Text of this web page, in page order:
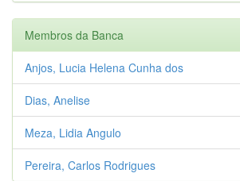
Membros da Banca
Anjos, Lucia Helena Cunha dos
Dias, Anelise
Meza, Lidia Angulo
Pereira, Carlos Rodrigues